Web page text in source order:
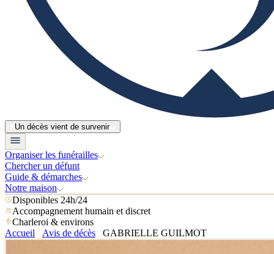
Un décès vient de survenir
Organiser les funérailles
Chercher un défunt
Guide & démarches
Notre maison
Disponibles 24h/24
Accompagnement humain et discret
Charleroi & environs
Accueil
Avis de décès GABRIELLE GUILMOT